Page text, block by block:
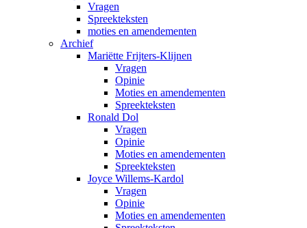
Vragen
Spreekteksten
moties en amendementen
Archief
Mariëtte Frijters-Klijnen
Vragen
Opinie
Moties en amendementen
Spreekteksten
Ronald Dol
Vragen
Opinie
Moties en amendementen
Spreekteksten
Joyce Willems-Kardol
Vragen
Opinie
Moties en amendementen